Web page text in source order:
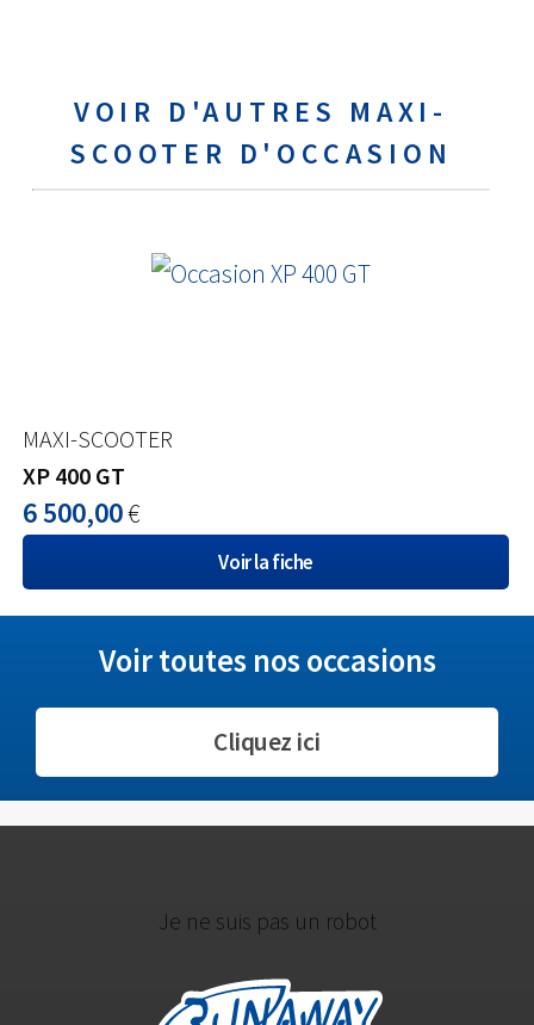
VOIR D'AUTRES MAXI-
SCOOTER D'OCCASION
MAXI-SCOOTER
XP 400 GT
6 500,00€
Voir la fiche
Voir toutes nos occasions
Cliquez ici
Je ne suis pas un robot